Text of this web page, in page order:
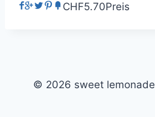
CHF5.70Preis
© 2026 sweet lemonade